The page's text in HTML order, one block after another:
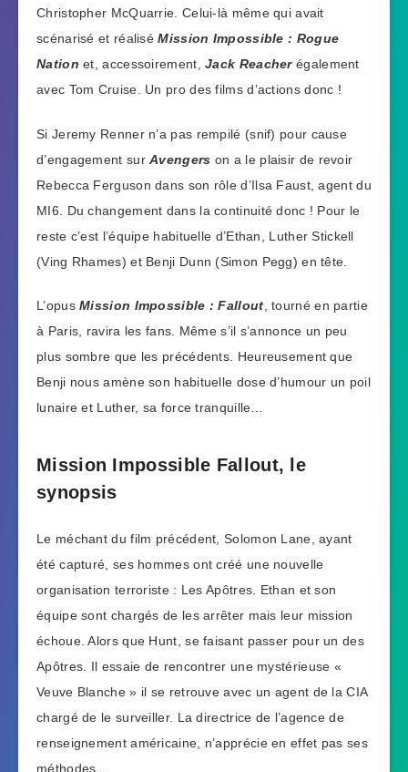
Christopher McQuarrie. Celui-là même qui avait
scénarisé et réaliséMission Impossible : Rogue
Nation et, accessoirement,Jack Reacherégalement
avec Tom Cruise. Un pro des films d’actions donc !
Si Jeremy Renner n’a pas rempilé (snif) pour cause
d’engagement surAvengers on a le plaisir de revoir
Rebecca Ferguson dans son rôle d’Ilsa Faust, agent du
MI6. Du changement dans la continuité donc ! Pour le
reste c’est l’équipe habituelle d’Ethan, Luther Stickell
(Ving Rhames) et Benji Dunn (Simon Pegg) en tête.
L’opusMission Impossible : Fallout, tourné en partie
à Paris, ravira les fans. Même s’il s’annonce un peu
plus sombre que les précédents. Heureusement que
Benji nous amène son habituelle dose d’humour un poil
lunaire et Luther, sa force tranquille…
Mission Impossible Fallout, le
synopsis
Le méchant du film précédent, Solomon Lane, ayant
été capturé, ses hommes ont créé une nouvelle
organisation terroriste : Les Apôtres. Ethan et son
équipe sont chargés de les arrêter mais leur mission
échoue. Alors que Hunt, se faisant passer pour un des
Apôtres. Il essaie de rencontrer une mystérieuse «
Veuve Blanche » il se retrouve avec un agent de la CIA
chargé de le surveiller. La directrice de l’agence de
renseignement américaine, n’apprécie en effet pas ses
méthodes…